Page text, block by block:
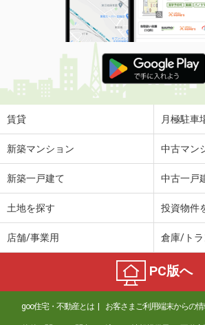
賃貸 月極駐車
新築マンション 中古マン
新築一戸建て 中古一戸
土地を探す 投資物件
店舗/事業用 倉庫/トラ
PC版へ
goo住宅・不動産とは お客さまご利用端末からの